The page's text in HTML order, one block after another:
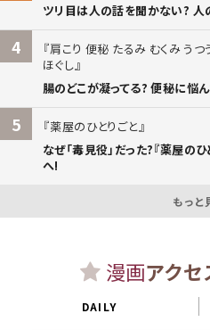
ツリ目は人の話を聞かない? 人
4
肩こり 便秘 たるみ むくみ うつ
ほぐし
腸のどこが凝ってる? 便秘に悩ん
5
薬屋のひとりごと
なぜ「毒見役」だった?『薬屋の
へ!
もっと
漫画アク
DAILY